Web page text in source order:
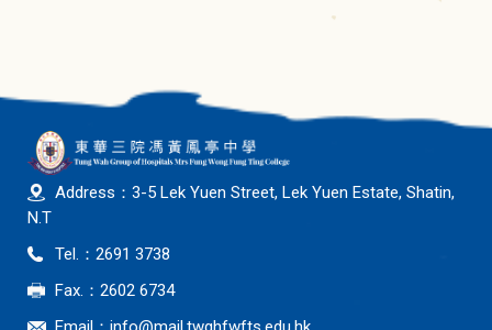
Address：3-5 Lek Yuen Street, Lek Yuen Estate, Shatin,
N.T
Tel.：2691 3738
Fax.：2602 6734